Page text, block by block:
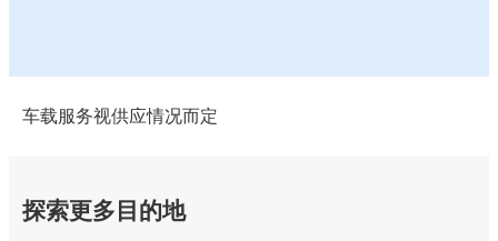
车载服务视供应情况而定
探索更多目的地